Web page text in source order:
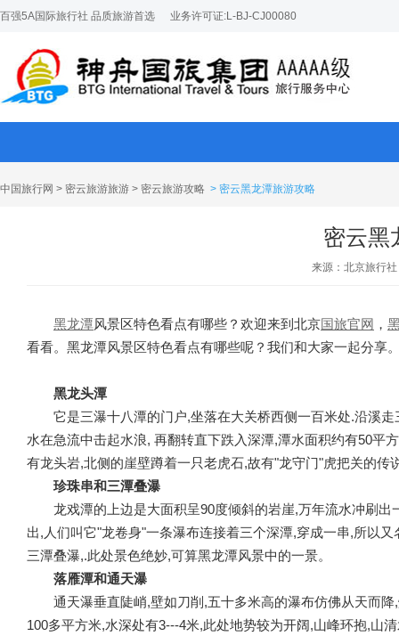
百强5A国际旅行社 品质旅游首选 业务许可证:L-BJ-CJ00080
中国旅行网 > 密云旅游旅游 > 密云旅游攻略 > 密云黑龙潭旅游攻略
密云黑
来源：北京旅行社
黑龙潭风景区特色看点有哪些？欢迎来到北京国旅官网 ，
看看。黑龙潭风景区特色看点有哪些呢？我们和大家一起分享
黑龙头潭
它是三瀑十八潭的门户,坐落在大关桥西侧一百米处.沿溪
水在急流中击起水浪, 再翻转直下跌入深潭,潭水面积约有50平
有龙头岩,北侧的崖壁蹲着一只老虎石,故有"龙守门"虎把关的传
珍珠串和三潭叠瀑
龙戏潭的上边是大面积呈90度倾斜的岩崖,万年流水冲刷
出,人们叫它"龙卷身"一条瀑布连接着三个深潭,穿成一串,所以
三潭叠瀑,.此处景色绝妙,可算黑龙潭风景中的一景。
落雁潭和通天瀑
通天瀑垂直陡峭,壁如刀削,五十多米高的瀑布仿佛从天而
100多平方米,水深处有3---4米,此处地势较为开阔,山峰环抱,山